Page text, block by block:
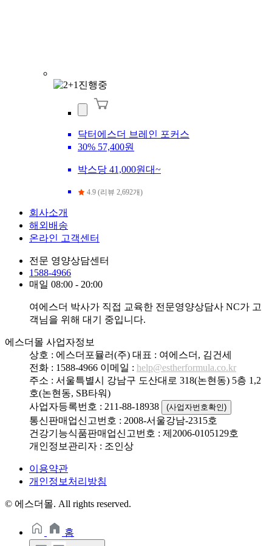
닥터에스더 브레인 포커스
30% 57,400원
박스당 41,000원대~
4.9 (리뷰 2,692개)
회사소개
해외배송
온라인 고객센터
전문 영양상담센터
1588-4966
매일 08:00 - 20:00
여에스더 박사가 직접 교육한 전문영양상담사 NC가 고
객님을 위해 대기 중입니다.
에스더몰 사업자정보
상호 : 에스더포뮬러(주) 대표 : 여에스더, 김건세
전화 : 1588-4966 이메일 : help@estherformula.co.kr
주소 : 서울특별시 강남구 도산대로 318(논현동) 5층 1,2
호(논현동, SB타워)
사업자등록번호 : 211-88-18938
(사업자번호확인)
통신판매업신고번호 : 2008-서울강남-2315호
건강기능식품판매업신고번호 : 제2006-0105129호
개인정보관리자 : 조인상
이용약관
개인정보처리방침
© 에스더몰. All rights reserved.
홈